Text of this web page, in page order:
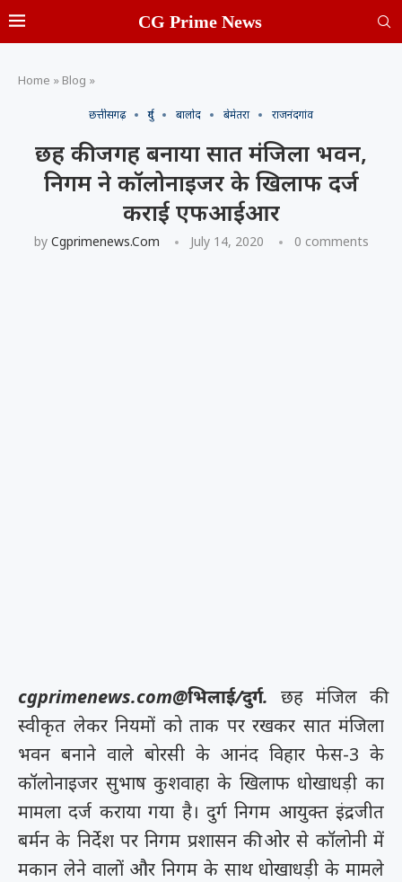
CG Prime News
Home » Blog »
छत्तीसगढ़ दुर्ग बालोद बेमेतरा राजनंदगांव
छह की जगह बनाया सात मंजिला भवन,
निगम ने कॉलोनाइजर के खिलाफ दर्ज
कराई एफआईआर
by Cgprimenews.com July 14, 2020 0 comments
cgprimenews.com@भिलाई/दुर्ग. छह मंजिल की
स्वीकृत लेकर नियमों को ताक पर रखकर सात मंजिला
भवन बनाने वाले बोरसी के आनंद विहार फेस-3 के
कॉलोनाइजर सुभाष कुशवाहा के खिलाफ धोखाधड़ी का
मामला दर्ज कराया गया है। दुर्ग निगम आयुक्त इंद्रजीत
बर्मन के निर्देश पर निगम प्रशासन की ओर से कॉलोनी में
मकान लेने वालों और निगम के साथ धोखाधड़ी के मामले